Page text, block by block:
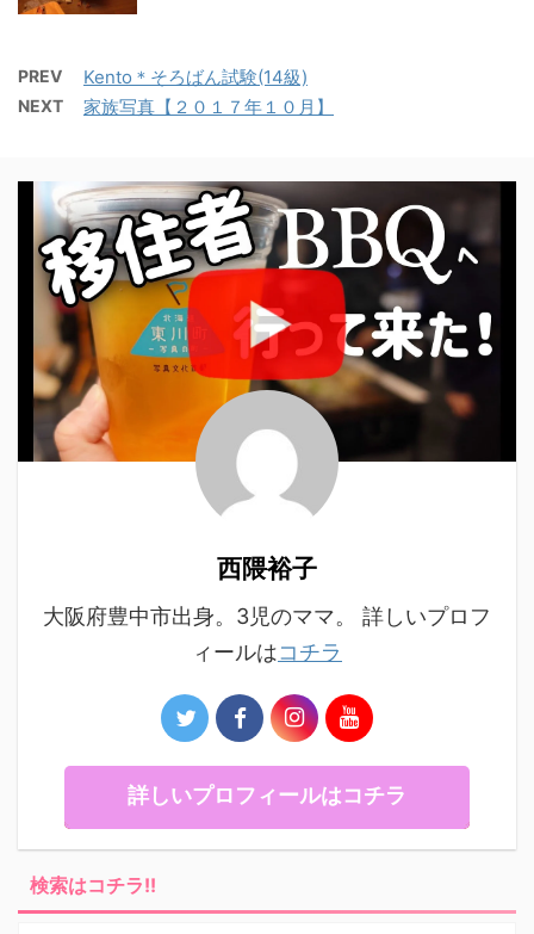
PREV Kento＊そろばん試験(14級)
NEXT 家族写真【２０１７年１０月】
西隈裕子
大阪府豊中市出身。3児のママ。 詳しいプロフ
ィールはコチラ
詳しいプロフィールはコチラ
検索はコチラ!!